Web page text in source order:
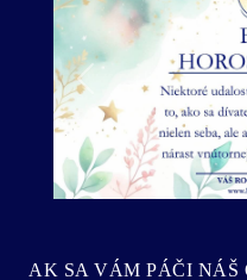
Predošlý
AK SA VÁM PÁČI NÁŠ